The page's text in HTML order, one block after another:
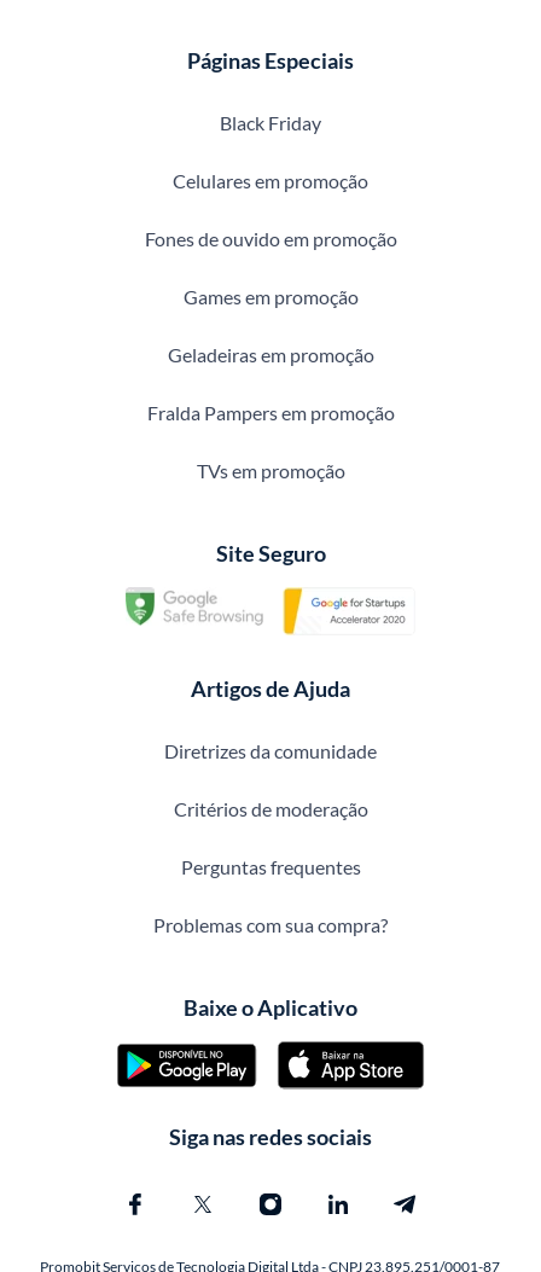
Páginas Especiais
Black Friday
Celulares em promoção
Fones de ouvido em promoção
Games em promoção
Geladeiras em promoção
Fralda Pampers em promoção
TVs em promoção
Site Seguro
Artigos de Ajuda
Diretrizes da comunidade
Critérios de moderação
Perguntas frequentes
Problemas com sua compra?
Baixe o Aplicativo
Siga nas redes sociais
Promobit Servicos de Tecnologia Digital Ltda - CNPJ 23.895.251/0001-87